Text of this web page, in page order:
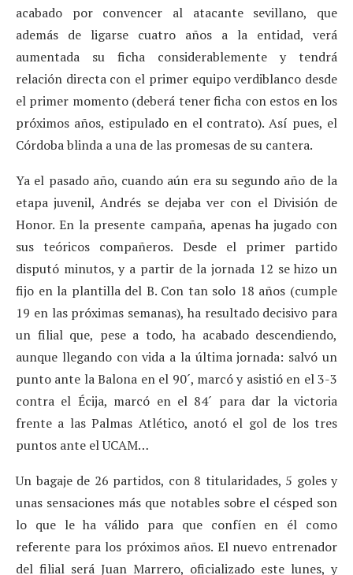
acabado por convencer al atacante sevillano, que
además de ligarse cuatro años a la entidad, verá
aumentada su ficha considerablemente y tendrá
relación directa con el primer equipo verdiblanco desde
el primer momento (deberá tener ficha con estos en los
próximos años, estipulado en el contrato). Así pues, el
Córdoba blinda a una de las promesas de su cantera.
Ya el pasado año, cuando aún era su segundo año de la
etapa juvenil, Andrés se dejaba ver con el División de
Honor. En la presente campaña, apenas ha jugado con
sus teóricos compañeros. Desde el primer partido
disputó minutos, y a partir de la jornada 12 se hizo un
fijo en la plantilla del B. Con tan solo 18 años (cumple
19 en las próximas semanas), ha resultado decisivo para
un filial que, pese a todo, ha acabado descendiendo,
aunque llegando con vida a la última jornada: salvó un
punto ante la Balona en el 90´, marcó y asistió en el 3-3
contra el Écija, marcó en el 84´ para dar la victoria
frente a las Palmas Atlético, anotó el gol de los tres
puntos ante el UCAM…
Un bagaje de 26 partidos, con 8 titularidades, 5 goles y
unas sensaciones más que notables sobre el césped son
lo que le ha válido para que confíen en él como
referente para los próximos años. El nuevo entrenador
del filial será Juan Marrero, oficializado este lunes, y